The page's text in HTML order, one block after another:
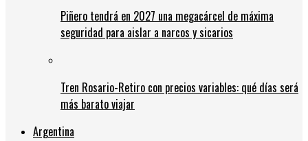
Piñero tendrá en 2027 una megacárcel de máxima
seguridad para aislar a narcos y sicarios
Tren Rosario-Retiro con precios variables: qué días será
más barato viajar
Argentina